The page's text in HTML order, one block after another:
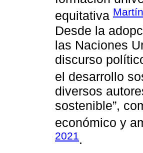
equitativa
Desde la
las Naciones
discurso
el desarrollo
diversos
sostenible”,
económico y
2021.